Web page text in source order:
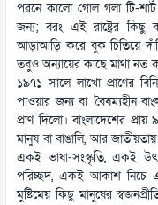
পরনে কালো গোল গলা টি-
জন্য; বরং এই রাষ্ট্রের কিছু
আড়াআড়ি করে বুক চিতিয়ে
তবুও অন্যায়ের কাছে মাথা নত
১৯৭১ সালে লাখো প্রাণের
পাওয়ার জন্য বা ‘বৈষম্যহীন
প্রাণ দিলো। বাংলাদেশের
মানুষ বা বাঙালি, আর
একই ভাষা-সংস্কৃতি, একই
পরিচ্ছদ, একই আকাশ নিচে
মুষ্টিমেয় কিছু মানুষের